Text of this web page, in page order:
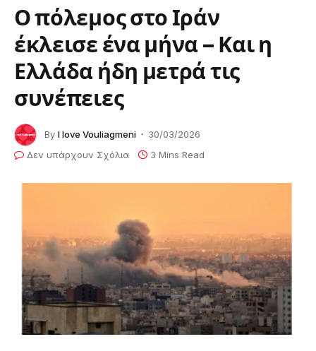
Ο πόλεμος στο Ιράν
έκλεισε ένα μήνα – Και η
Ελλάδα ήδη μετρά τις
συνέπειες
By I love Vouliagmeni
30/03/2026
Δεν υπάρχουν Σχόλια
3 Mins Read